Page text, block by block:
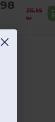
315,99
kr